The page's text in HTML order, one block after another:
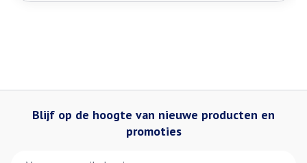
Blijf op de hoogte van nieuwe producten en
promoties